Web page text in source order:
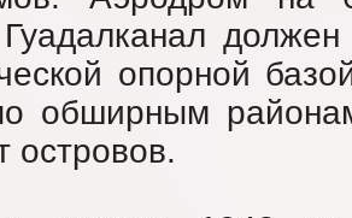
опорной
обширным
островов.